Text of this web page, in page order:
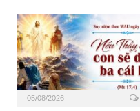
05/08/2026